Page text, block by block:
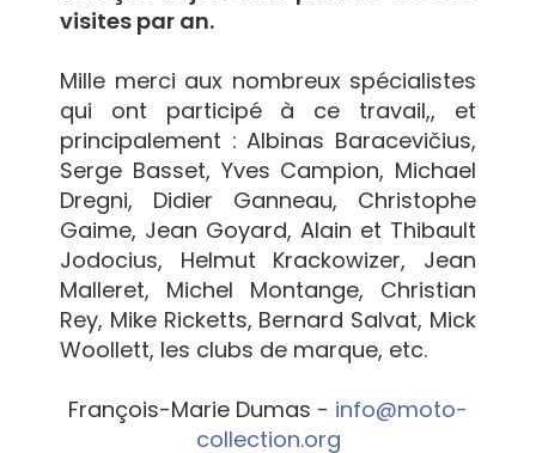
visites par an.
Mille merci aux nombreux spécialistes
qui ont participé à ce travail,, et
principalement : Albinas Baracevičius,
Serge Basset, Yves Campion, Michael
Dregni, Didier Ganneau, Christophe
Gaime, Jean Goyard, Alain et Thibault
Jodocius, Helmut Krackowizer, Jean
Malleret, Michel Montange, Christian
Rey, Mike Ricketts, Bernard Salvat, Mick
Woollett, les clubs de marque, etc.
François-Marie Dumas - info@moto-
collection.org